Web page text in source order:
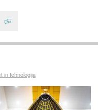
in tehnologija